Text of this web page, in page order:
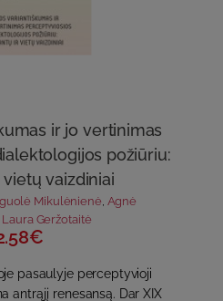
ir jo vertinimas
požiūriu:
vaizdiniai
Mikulėnienė Agnė
Laura Geržotaitė
pasaulyje perceptyvioji
antrąjį renesansą. Dar XIX